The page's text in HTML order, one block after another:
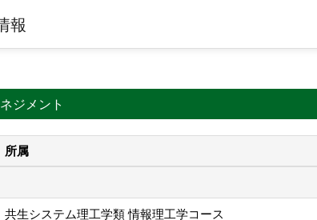
報
ジメント
所属
共生システム理工学類 情報理工学コース